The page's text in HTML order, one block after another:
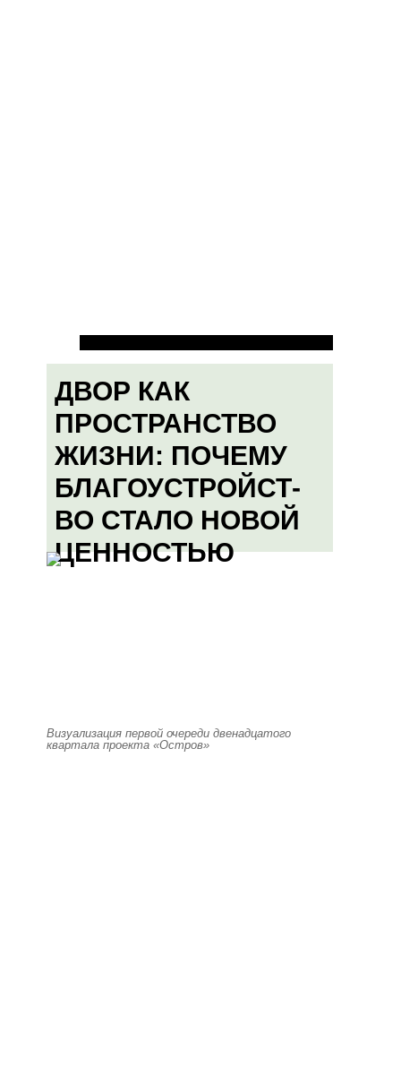
ДВОР КАК
ПРОСТРАНСТВО
ЖИЗНИ: ПОЧЕМУ
БЛАГОУСТРОЙСТ-
ВО СТАЛО НОВОЙ
ЦЕННОСТЬЮ
Визуализация первой очереди двенадцатого
квартала проекта «Остров»